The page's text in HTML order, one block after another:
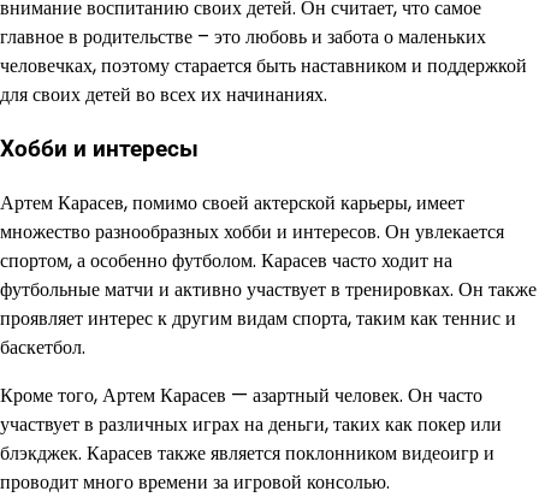
внимание воспитанию своих детей. Он считает, что самое
главное в родительстве – это любовь и забота о маленьких
человечках, поэтому старается быть наставником и поддержкой
для своих детей во всех их начинаниях.
Хобби и интересы
Артем Карасев, помимо своей актерской карьеры, имеет
множество разнообразных хобби и интересов. Он увлекается
спортом, а особенно футболом. Карасев часто ходит на
футбольные матчи и активно участвует в тренировках. Он также
проявляет интерес к другим видам спорта, таким как теннис и
баскетбол.
Кроме того, Артем Карасев — азартный человек. Он часто
участвует в различных играх на деньги, таких как покер или
блэкджек. Карасев также является поклонником видеоигр и
проводит много времени за игровой консолью.